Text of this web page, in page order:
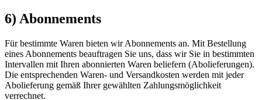
6) Abonnements
Für bestimmte Waren bieten wir Abonnements an. Mit Bestellung
eines Abonnements beauftragen Sie uns, dass wir Sie in bestimmten
Intervallen mit Ihren abonnierten Waren beliefern (Abolieferungen).
Die entsprechenden Waren- und Versandkosten werden mit jeder
Abolieferung gemäß Ihrer gewählten Zahlungsmöglichkeit
verrechnet.